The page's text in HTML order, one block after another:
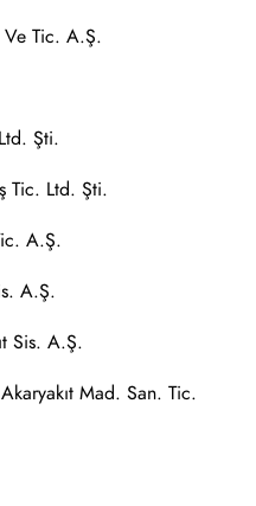
Tic. A.Ş.
Şti.
Tic. Ltd. Şti.
A.Ş.
A.Ş.
Sis. A.Ş.
Mad. San. Tic.